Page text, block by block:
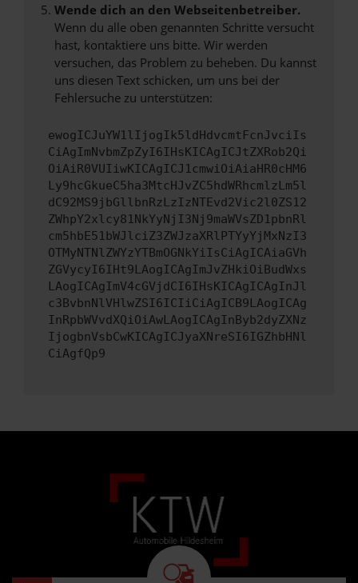
Wende dich an den Webseitenbetreiber.
Wenn du alle oben genannten Schritte versucht
hast, kontaktiere uns bitte. Wir werden
versuchen, das Problem zu beheben. Du kannst
uns diesen Text schicken, um uns bei der
Fehlersuche zu unterstützen:
ewogICJuYW1lIjogIk5ldHdvcmtFcnJvciIs
CiAgImNvbmZpZyI6IHsKICAgICJtZXRob2Qi
OiAiR0VUIiwKICAgICJ1cmwiOiAiaHR0cHM6
Ly9hcGkueC5ha3MtcHJvZC5hdWRhcmlzLm5l
dC92MS9jbGllbnRzLzIzNTEvd2Vic2l0ZS12
ZWhpY2xlcy81NkYyNjI3Nj9maWVsZD1pbnRl
cm5hbE51bWJlciZ3ZWJzaXRlPTYyYjMxNzI3
OTMyNTNlZWYzYTBmOGNkYiIsCiAgICAiaGVh
ZGVycyI6IHt9LAogICAgImJvZHkiOiBudWxs
LAogICAgImV4cGVjdCI6IHsKICAgICAgInJl
c3BvbnNlVHlwZSI6ICIiCiAgICB9LAogICAg
InRpbWVvdXQiOiAwLAogICAgInByb2dyZXNz
IjogbnVsbCwKICAgICJyaXNreSI6IGZhbHNl
CiAgfQp9